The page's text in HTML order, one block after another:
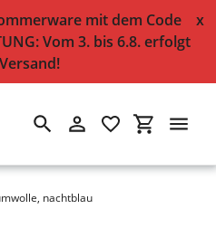
mit dem Code
Vom 3. bis 6.8. erfolgt
x
SuchenEinloggen
nachtblau